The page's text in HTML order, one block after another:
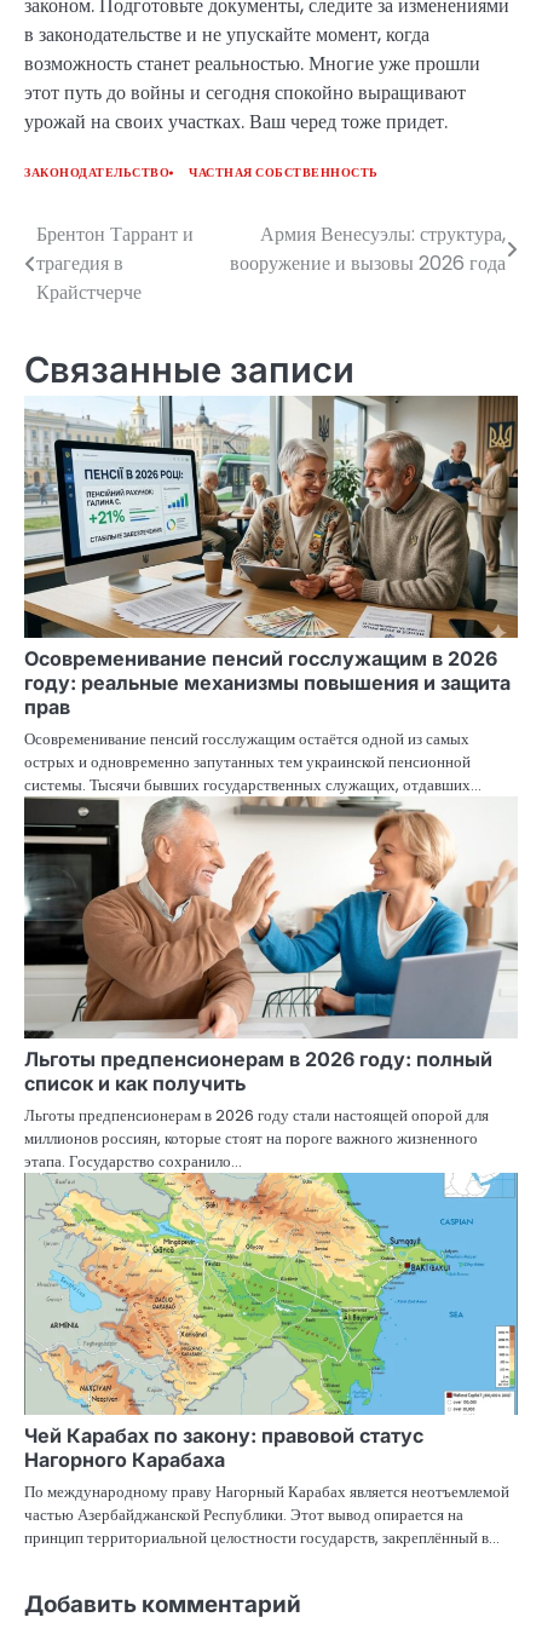
законом. Подготовьте документы, следите за изменениями
в законодательстве и не упускайте момент, когда
возможность станет реальностью. Многие уже прошли
этот путь до войны и сегодня спокойно выращивают
урожай на своих участках. Ваш черед тоже придет.
ЗАКОНОДАТЕЛЬСТВО ЧАСТНАЯ СОБСТВЕННОСТЬ
Навигация
по
Брентон Таррант и
трагедия в
Крайстчерче
Армия Венесуэлы: структура,
вооружение и вызовы 2026 года
Связанные записи
Осовременивание пенсий госслужащим в 2026
году: реальные механизмы повышения и защита
прав
Осовременивание пенсий госслужащим остаётся одной из самых
острых и одновременно запутанных тем украинской пенсионной
системы. Тысячи бывших государственных служащих, отдавших…
Льготы предпенсионерам в 2026 году: полный
список и как получить
Льготы предпенсионерам в 2026 году стали настоящей опорой для
миллионов россиян, которые стоят на пороге важного жизненного
этапа. Государство сохранило…
Чей Карабах по закону: правовой статус
Нагорного Карабаха
По международному праву Нагорный Карабах является неотъемлемой
частью Азербайджанской Республики. Этот вывод опирается на
принцип территориальной целостности государств, закреплённый в…
Добавить комментарий